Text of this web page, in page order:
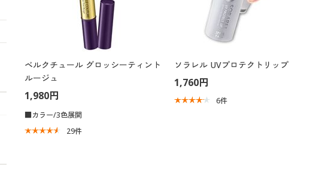
ベルクチュール グロッシーティント
ルージュ
1,980円
■カラー/3色展開
29件
ソラレル UVプロテクトリップ
1,760円
6件